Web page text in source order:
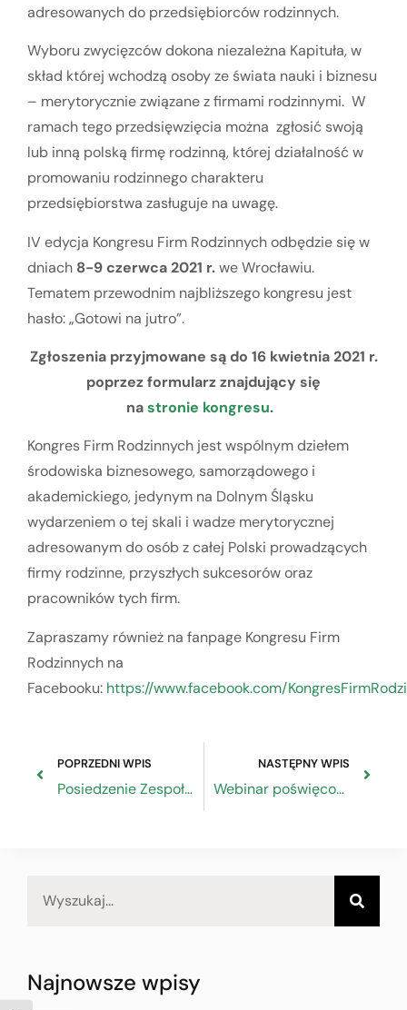
adresowanych do przedsiębiorców rodzinnych.
Wyboru zwycięzców dokona niezależna Kapituła, w
skład której wchodzą osoby ze świata nauki i biznesu
– merytorycznie związane z firmami rodzinnymi. W
ramach tego przedsięwzięcia można zgłosić swoją
lub inną polską firmę rodzinną, której działalność w
promowaniu rodzinnego charakteru
przedsiębiorstwa zasługuje na uwagę.
IV edycja Kongresu Firm Rodzinnych odbędzie się w
dniach 8-9 czerwca 2021 r.we Wrocławiu.
Tematem przewodnim najbliższego kongresu jest
hasło: „Gotowi na jutro”.
Zgłoszenia przyjmowane są do 16 kwietnia 2021 r.
poprzez formularz znajdujący się
nastronie kongresu.
Kongres Firm Rodzinnych jest wspólnym dziełem
środowiska biznesowego, samorządowego i
akademickiego, jedynym na Dolnym Śląsku
wydarzeniem o tej skali i wadze merytorycznej
adresowanym do osób z całej Polski prowadzących
firmy rodzinne, przyszłych sukcesorów oraz
pracowników tych firm.
Zapraszamy również na fanpage Kongresu Firm
Rodzinnych na
Facebooku: https://www.facebook.com/
POPRZEDNI WPIS
Posiedzenie Zespołu Problemowego RDS ds. Funduszy Europejskich
NASTĘPNY WPIS
Webinar poświęcony finansowaniu energooszczędnych metod produkcji i zaopatrzenia w żywność.
Najnowsze wpisy